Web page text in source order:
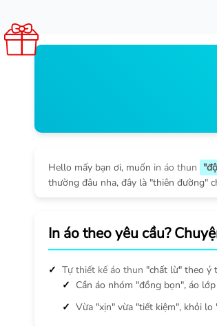
Hello mấy bạn ơi, muốn in áo thun
thường đâu nha, đây là "thiên đường"
In áo theo yêu cầu?
Tự thiết kế áo thun "chất lừ" theo ý
Cần áo nhóm "đồng bọn", áo
Vừa "xịn" vừa "tiết kiệm", khỏi lo